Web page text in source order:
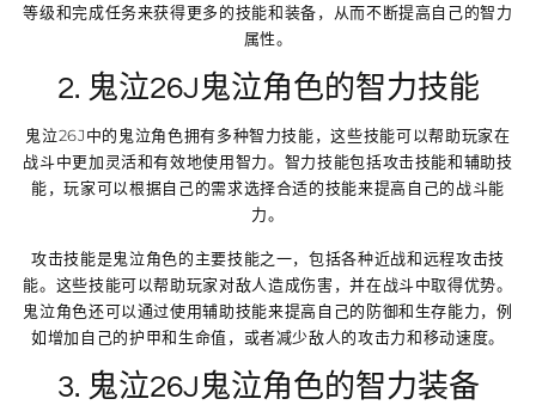
等级和完成任务来获得更多的技能和装备，从而不断提高自己的智力
属性。
2. 鬼泣26J鬼泣角色的智力技能
鬼泣26J中的鬼泣角色拥有多种智力技能，这些技能可以帮助玩家在
战斗中更加灵活和有效地使用智力。智力技能包括攻击技能和辅助技
能，玩家可以根据自己的需求选择合适的技能来提高自己的战斗能
力。
攻击技能是鬼泣角色的主要技能之一，包括各种近战和远程攻击技
能。这些技能可以帮助玩家对敌人造成伤害，并在战斗中取得优势。
鬼泣角色还可以通过使用辅助技能来提高自己的防御和生存能力，例
如增加自己的护甲和生命值，或者减少敌人的攻击力和移动速度。
3. 鬼泣26J鬼泣角色的智力装备